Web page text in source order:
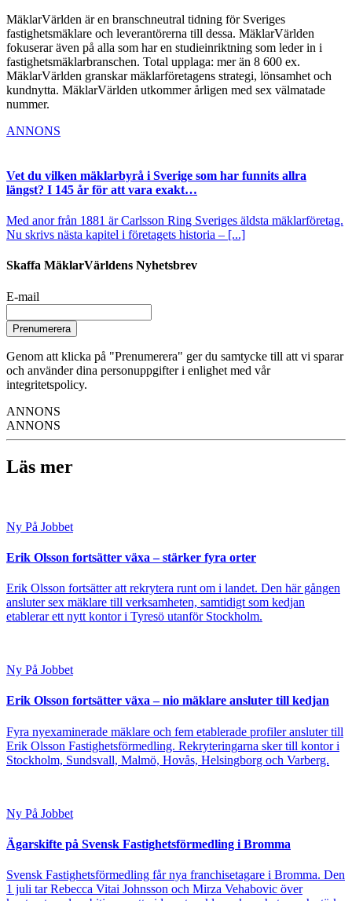
MäklarVärlden är en branschneutral tidning för Sveriges
fastighetsmäklare och leverantörerna till dessa. MäklarVärlden
fokuserar även på alla som har en studieinriktning som leder in i
fastighetsmäklarbranschen. Total upplaga: mer än 8 600 ex.
MäklarVärlden granskar mäklarföretagens strategi, lönsamhet och
kundnytta. MäklarVärlden utkommer årligen med sex välmatade
nummer.
ANNONS
Vet du vilken mäklarbyrå i Sverige som har funnits allra
längst? I 145 år för att vara exakt…
Med anor från 1881 är Carlsson Ring Sveriges äldsta mäklarföretag.
Nu skrivs nästa kapitel i företagets historia – [...]
Skaffa MäklarVärldens Nyhetsbrev
E-mail
Prenumerera
Genom att klicka på "Prenumerera" ger du samtycke till att vi sparar
och använder dina personuppgifter i enlighet med vår
integritetspolicy.
ANNONS
ANNONS
Läs mer
Ny På Jobbet
Erik Olsson fortsätter växa – stärker fyra orter
Erik Olsson fortsätter att rekrytera runt om i landet. Den här gången
ansluter sex mäklare till verksamheten, samtidigt som kedjan
etablerar ett nytt kontor i Tyresö utanför Stockholm.
Ny På Jobbet
Erik Olsson fortsätter växa – nio mäklare ansluter till kedjan
Fyra nyexaminerade mäklare och fem etablerade profiler ansluter till
Erik Olsson Fastighetsförmedling. Rekryteringarna sker till kontor i
Stockholm, Sundsvall, Malmö, Hovås, Helsingborg och Varberg.
Ny På Jobbet
Ägarskifte på Svensk Fastighetsförmedling i Bromma
Svensk Fastighetsförmedling får nya franchisetagare i Bromma. Den
1 juli tar Rebecca Vitai Johnsson och Mirza Vehabovic över